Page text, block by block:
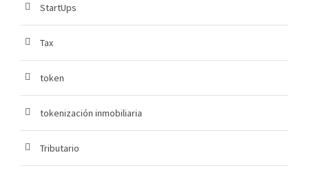
StartUps
Tax
token
tokenización inmobiliaria
Tributario